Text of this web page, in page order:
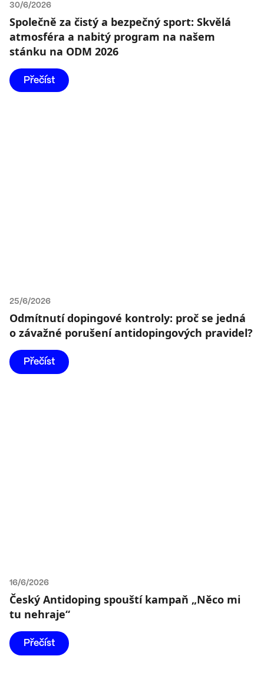
30/6/2026
Společně za čistý a bezpečný sport: Skvělá
atmosféra a nabitý program na našem
stánku na ODM 2026
Přečíst
25/6/2026
Odmítnutí dopingové kontroly: proč se jedná
o závažné porušení antidopingových pravidel?
Přečíst
16/6/2026
Český Antidoping spouští kampaň „Něco mi
tu nehraje“
Přečíst